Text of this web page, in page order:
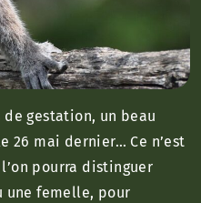
gestation, un beau
26 mai dernier… Ce n’est
pourra distinguer
une femelle, pour